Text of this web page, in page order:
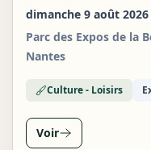
dimanche 9 août 2026
Parc des Expos de la
Nantes
Culture - Loisirs
Voir